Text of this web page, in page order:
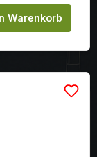
Warenkorb